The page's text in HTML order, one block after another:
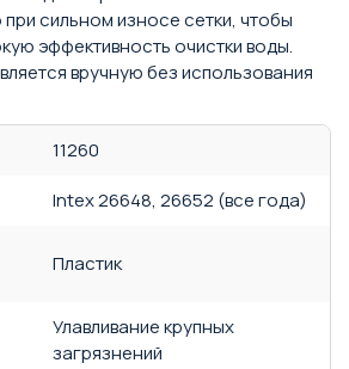
сильном износе сетки, чтобы
эффективность очистки воды.
вручную без использования
11260
Intex 26648, 26652 (все года)
Пластик
Улавливание крупных
загрязнений